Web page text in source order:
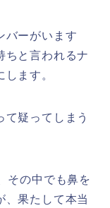
バーがいます
ちと言われるナ
ます。
疑ってしまう
その中でも鼻を
、果たして本当